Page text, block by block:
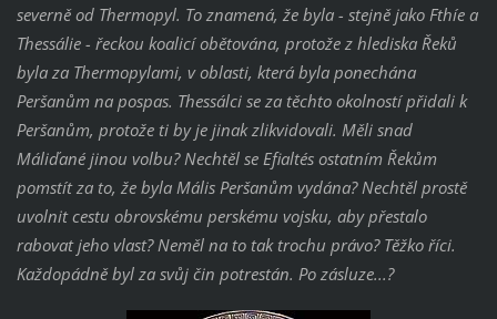
severně od Thermopyl. To znamená, že byla - stejně jako Fthíe a
Thessálie - řeckou koalicí obětována, protože z hlediska Řeků
byla za Thermopylami, v oblasti, která byla ponechána
Peršanům na pospas. Thessálci se za těchto okolností přidali k
Peršanům, protože ti by je jinak zlikvidovali. Měli snad
Máliďané jinou volbu? Nechtěl se Efialtés ostatním Řekům
pomstít za to, že byla Mális Peršanům vydána? Nechtěl prostě
uvolnit cestu obrovskému perskému vojsku, aby přestalo
rabovat jeho vlast? Neměl na to tak trochu právo? Těžko říci.
Každopádně byl za svůj čin potrestán. Po zásluze...?